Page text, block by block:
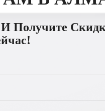
И Получите